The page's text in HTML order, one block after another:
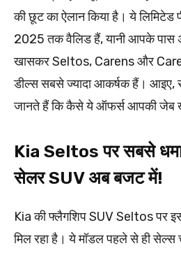
की छूट का ऐलान किया है। ये लिमिटेड
2025 तक वैलिड हैं, यानी आपके पास
खासकर Seltos, Carens और
डील्स सबसे ज्यादा आकर्षक हैं। आइए,
जानते हैं कि कैसे ये ऑफर्स आपकी जेब
Kia Seltos पर सबसे
सेलर SUV अब बजट में!
Kia की फ्लैगशिप SUV Seltos पर
मिल रहा है। ये मॉडल पहले से ही सेल्स